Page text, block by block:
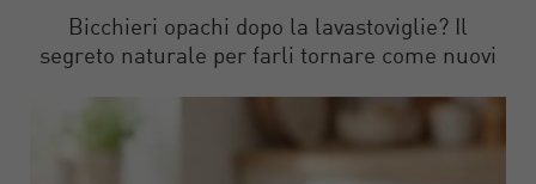
Bicchieri opachi dopo la lavastoviglie? Il
segreto naturale per farli tornare come nuovi